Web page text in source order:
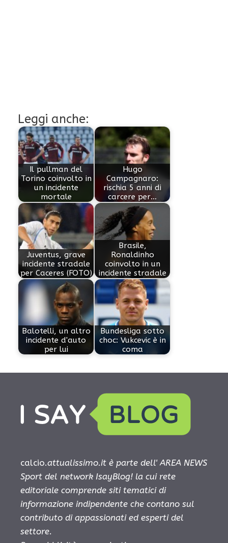
Leggi anche:
Il pullman del
Torino coinvolto in
un incidente
mortale
Hugo
Campagnaro:
rischia 5 anni di
carcere per…
Juventus, grave
incidente stradale
per Caceres (FOTO)
Brasile,
Ronaldinho
coinvolto in un
incidente stradale
Balotelli, un altro
incidente d'auto
per lui
Bundesliga sotto
choc: Vukcevic è in
coma
calcio.attualissimo.it è parte dell' AREA NEWS
Sport del network IsayBlog! la cui rete
editoriale comprende siti tematici di
informazione indipendente che contano sul
contributo di appassionati ed esperti del
settore.